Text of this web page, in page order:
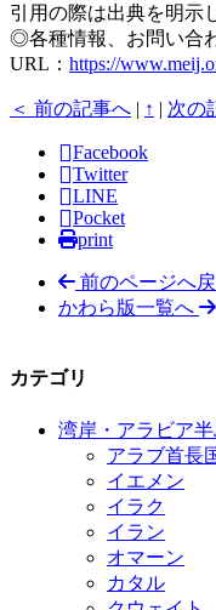
引用の際は出典を明示
◎各種情報、お問い合
URL： https://
＜ 前の記事へ | ↑ | 次の
Facebook
Twitter
LINE
Pocket
print
前のページへ
かわら版一覧へ
カテゴリ
湾岸・アラビア
アラブ首長
イエメン
イラク
イラン
オマーン
カタル